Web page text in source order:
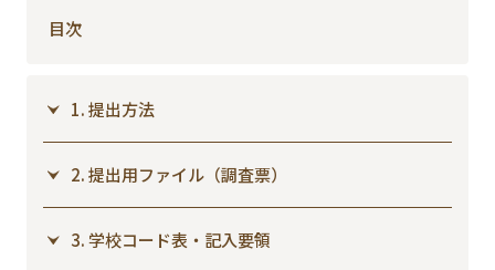
目次
1. 提出方法
2. 提出用ファイル（調査票）
3. 学校コード表・記入要領